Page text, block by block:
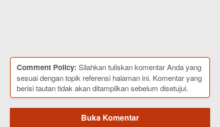
Comment Policy: Silahkan tuliskan komentar Anda yang
sesuai dengan topik referensi halaman ini. Komentar yang
berisi tautan tidak akan ditampilkan sebelum disetujui.
Buka Komentar